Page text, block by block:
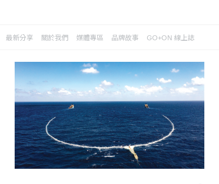
最新分享 關於我們 媒體專區 品牌故事 GO+ON 線上誌